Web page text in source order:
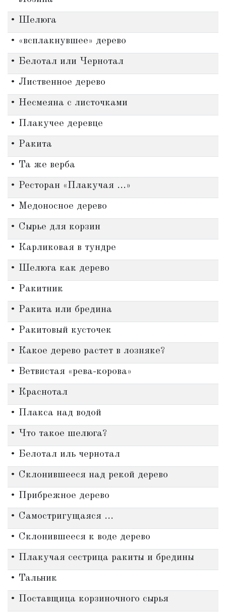
• Шелюга
• «всплакнувшее» дерево
• Белотал или Чернотал
• Лиственное дерево
• Несмеяна с листочками
• Плакучее деревце
• Ракита
• Та же верба
• Ресторан «Плакучая ...»
• Медоносное дерево
• Сырье для корзин
• Карликовая в тундре
• Шелюга как дерево
• Ракитник
• Ракита или бредина
• Ракитовый кусточек
• Какое дерево растет в лозняке?
• Ветвистая «рева-корова»
• Краснотал
• Плакса над водой
• Что такое шелюга?
• Белотал иль чернотал
• Склонившееся над рекой дерево
• Прибрежное дерево
• Самостригущаяся ...
• Склонившееся к воде дерево
• Плакучая сестрица ракиты и бредины
• Тальник
• Поставщица корзиночного сырья